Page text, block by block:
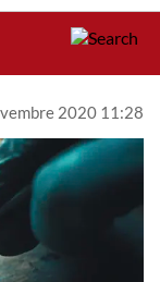
2020 11:28